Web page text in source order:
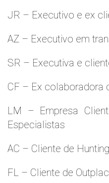
JR – Executivo e ex
AZ – Executivo em
SR – Executiva e
CF – Ex colaboradora
LM – Empresa
Especialistas
AC – Cliente de
FL – Cliente de